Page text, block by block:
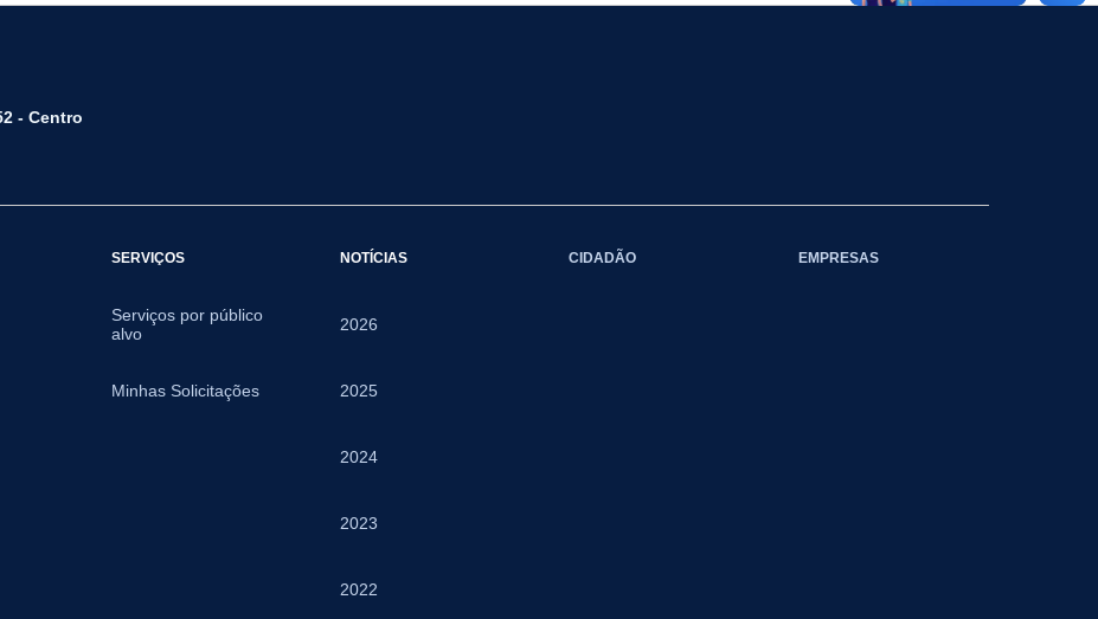
- Centro
SERVIÇOS
Serviços por público
alvo
Minhas Solicitações
NOTÍCIAS
2026
2025
2024
2023
2022
CIDADÃO EMPRESAS